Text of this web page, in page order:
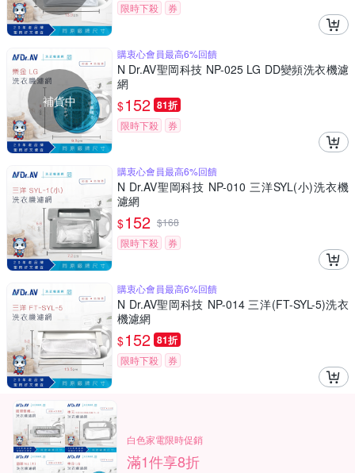
限時下殺
券
補貨中
購衷心會員最高6%回饋
N Dr.AV聖岡科技 NP-025 LG DD變頻洗衣機濾
網
$152 81折
限時下殺 券
購衷心會員最高6%回饋
N Dr.AV聖岡科技 NP-010 三洋SYL(小)洗衣機
濾網
$152 $168
限時下殺
券
購衷心會員最高6%回饋
N Dr.AV聖岡科技 NP-014 三洋(FT-SYL-5)洗衣
機濾網
$152 81折
限時下殺 券
白色家電限時促銷
滿1件享8折